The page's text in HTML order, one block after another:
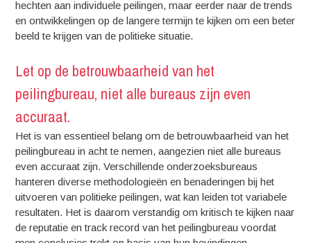
hechten aan individuele peilingen, maar eerder naar de trends
en ontwikkelingen op de langere termijn te kijken om een beter
beeld te krijgen van de politieke situatie.
Let op de betrouwbaarheid van het
peilingbureau, niet alle bureaus zijn even
accuraat.
Het is van essentieel belang om de betrouwbaarheid van het
peilingbureau in acht te nemen, aangezien niet alle bureaus
even accuraat zijn. Verschillende onderzoeksbureaus
hanteren diverse methodologieën en benaderingen bij het
uitvoeren van politieke peilingen, wat kan leiden tot variabele
resultaten. Het is daarom verstandig om kritisch te kijken naar
de reputatie en track record van het peilingbureau voordat